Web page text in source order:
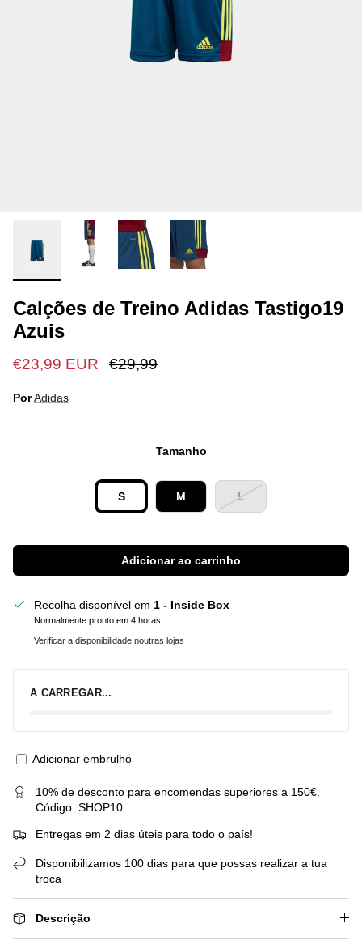
Calções de Treino Adidas Tastigo19
Azuis
€23,99 EUR €29,99
PorAdidas
Tamanho
S M L
Adicionar ao carrinho
Recolha disponível em 1 - Inside Box
Normalmente pronto em 4 horas
Verificar a disponibilidade noutras lojas
A CARREGAR...
Adicionar embrulho
10% de desconto para encomendas superiores a 150€.
Código: SHOP10
Entregas em 2 dias úteis para todo o país!
Disponibilizamos 100 dias para que possas realizar a tua
troca
Descrição